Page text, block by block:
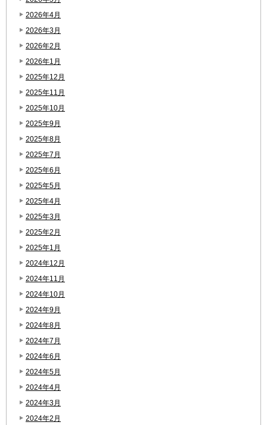
2026年4月
2026年3月
2026年2月
2026年1月
2025年12月
2025年11月
2025年10月
2025年9月
2025年8月
2025年7月
2025年6月
2025年5月
2025年4月
2025年3月
2025年2月
2025年1月
2024年12月
2024年11月
2024年10月
2024年9月
2024年8月
2024年7月
2024年6月
2024年5月
2024年4月
2024年3月
2024年2月